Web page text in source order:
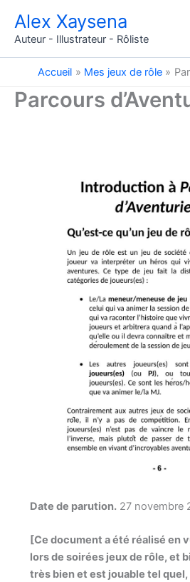
contenu
Alex Xaysena
Auteur - Illustrateur - Rôliste
Accueil Mes jeux de rôle
Parcours
Date de parution.27 novembre
[Ce document a été réalisé en
lors de soirées jeux de rôle, et
très bien et est jouable tel